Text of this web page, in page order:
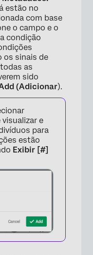
×
estão no
com base
o campo e o
condição
os sinais de
as
sido
(Adicionar).
e
para
estão
Exibir [#]